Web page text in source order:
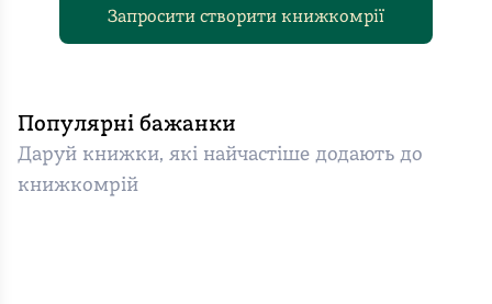
Запросити створити книжкомрії
Популярні бажанки
Даруй книжки, які найчастіше додають до
книжкомрій